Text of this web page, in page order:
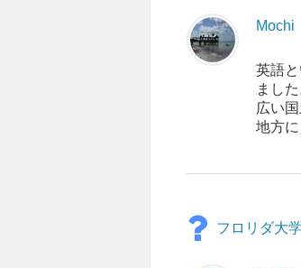
Mochi
英語
ました
広い
地方
フロリダ大